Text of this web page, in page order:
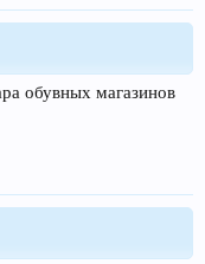
обувных магазинов